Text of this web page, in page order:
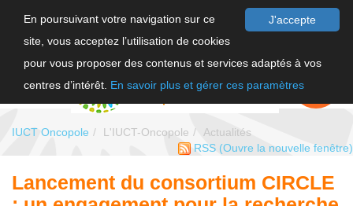
J'accepte
En poursuivant votre navigation sur ce
site, vous acceptez l’utilisation de cookies
pour vous proposer des contenus et services adaptés à vos
centres d’intérêt. En savoir plus et gérer ces paramètres
FAIRE UN
DON
IUCT Oncopole L'IUCT-Oncopole
Actualités
RSS (Ouvre la nouvelle fenêtre)
Lancement du consortium CIRCLE